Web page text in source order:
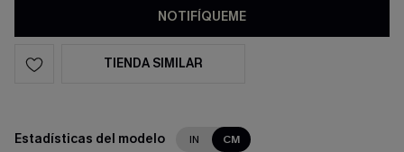
NOTIFÍQUEME
TIENDA SIMILAR
Estadísticas del modelo IN CM